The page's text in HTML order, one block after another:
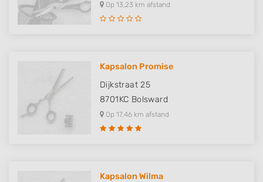
Op 13,23 km afstand
Kapsalon Promise
Dijkstraat 25
8701KC Bolsward
Op 17,46 km afstand
Kapsalon Wilma